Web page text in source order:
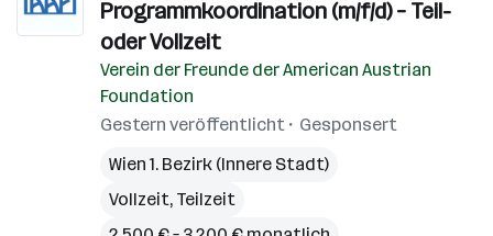
Programmkoordination (m/f/d) – Teil-
oder Vollzeit
Verein der Freunde der American Austrian
Foundation
Gestern veröffentlicht
Gesponsert
Wien 1. Bezirk (Innere Stadt)
Vollzeit, Teilzeit